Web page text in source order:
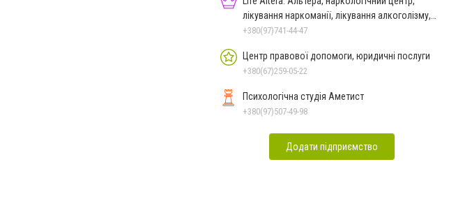
лікування наркоманії, лікування алкоголізму,
зняття ломки
+380(97)741-44-47
Центр правової допомоги, юридичні послуги
+380(67)259-05-22
Психологічна студія Аметист
+380(97)507-49-98
Додати підприємство